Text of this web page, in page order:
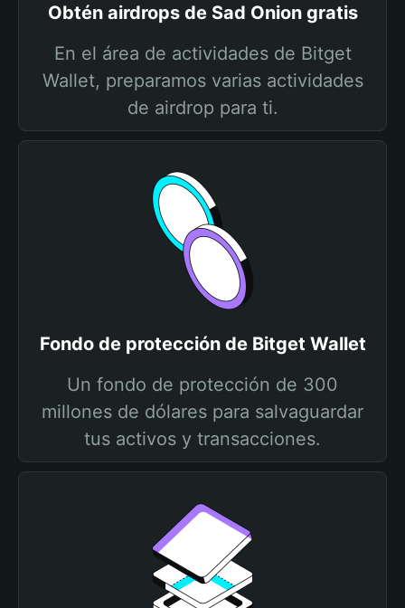
Obtén airdrops de Sad Onion gratis
En el área de actividades de Bitget
Wallet, preparamos varias actividades
de airdrop para ti.
Fondo de protección de Bitget Wallet
Un fondo de protección de 300
millones de dólares para salvaguardar
tus activos y transacciones.